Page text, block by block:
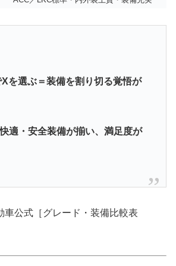
Xを選ぶ＝装備を割り切る覚悟が
適・安全装備が揃い、満足度が
車公式［グレード・装備比較表